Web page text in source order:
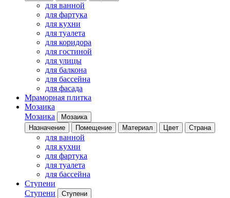
для ванной
для фартука
для кухни
для туалета
для коридора
для гостиной
для улицы
для балкона
для бассейна
для фасада
Мраморная плитка
Мозаика
Мозаика
Мозаика
Назначение
Помещение Материал Цвет Страна
для ванной
для кухни
для фартука
для туалета
для бассейна
Ступени
Ступени
Ступени